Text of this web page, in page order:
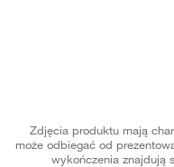
Zdjęcia produktu mają
może odbiegać od
wykończenia znajdują